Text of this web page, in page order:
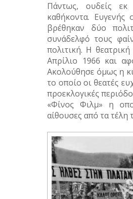
Πάντως, ουδείς
καθήκοντα.
βρέθηκαν δύο
συνάδελφό τους
πολιτική. Η
Απρίλιο 1966 και
Ακολούθησε όμως η
το οποίο οι θεατές
προεκλογικές
«Φίνος Φιλμ» η
αίθουσες από τα τέλη